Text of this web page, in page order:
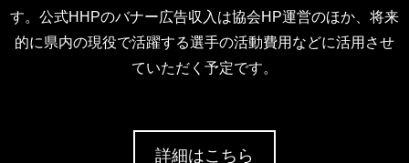
す。公式HHPのバナー広告収入は協会HP運営のほか、将来
的に県内の現役で活躍する選手の活動費用などに活用させ
ていただく予定です。
詳細はこちら